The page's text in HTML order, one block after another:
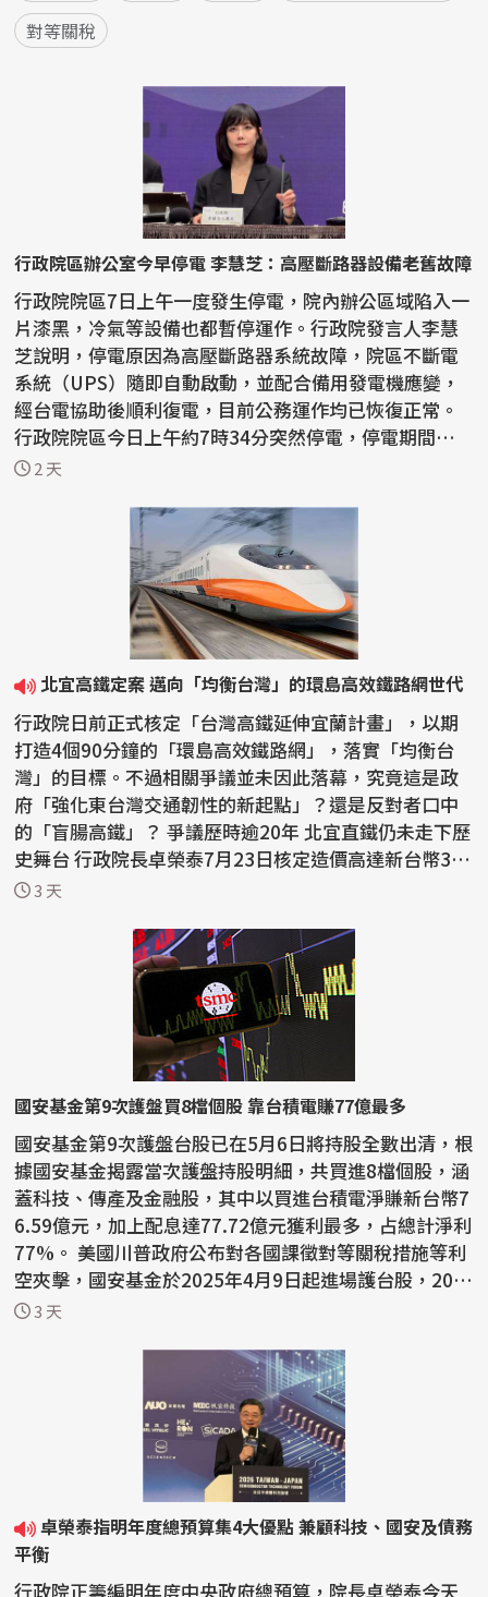
對等關稅
行政院區辦公室今早停電 李慧芝：高壓斷路器設備老舊故障
行政院院區7日上午一度發生停電，院內辦公區域陷入一
片漆黑，冷氣等設備也都暫停運作。行政院發言人李慧
芝說明，停電原因為高壓斷路器系統故障，院區不斷電
系統（UPS）隨即自動啟動，並配合備用發電機應變，
經台電協助後順利復電，目前公務運作均已恢復正常。
行政院院區今日上午約7時34分突然停電，停電期間辦公
室照...
2 天
北宜高鐵定案 邁向「均衡台灣」的環島高效鐵路網世代
行政院日前正式核定「台灣高鐵延伸宜蘭計畫」，以期
打造4個90分鐘的「環島高效鐵路網」，落實「均衡台
灣」的目標。不過相關爭議並未因此落幕，究竟這是政
府「強化東台灣交通韌性的新起點」？還是反對者口中
的「盲腸高鐵」？ 爭議歷時逾20年 北宜直鐵仍未走下歷
史舞台 行政院長卓榮泰7月23日核定造價高達新台幣3,
5...3 天
國安基金第9次護盤買8檔個股 靠台積電賺77億最多
國安基金第9次護盤台股已在5月6日將持股全數出清，根
據國安基金揭露當次護盤持股明細，共買進8檔個股，涵
蓋科技、傳產及金融股，其中以買進台積電淨賺新台幣7
6.59億元，加上配息達77.72億元獲利最多，占總計淨利
77%。 美國川普政府公布對各國課徵對等關稅措施等利
空夾擊，國安基金於2025年4月9日起進場護台股，202
6...3 天
卓榮泰指明年度總預算集4大優點 兼顧科技、國安及債務
平衡
行政院正籌編明年度中央政府總預算，院長卓榮泰今天